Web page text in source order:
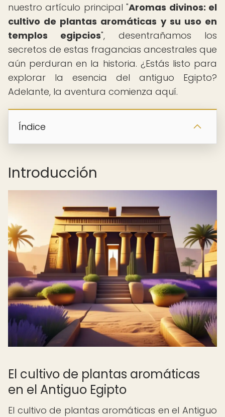
nuestro artículo principal "Aromas divinos: el
cultivo de plantas aromáticas y su uso en
templos egipcios", desentrañamos los
secretos de estas fragancias ancestrales que
aún perduran en la historia. ¿Estás listo para
explorar la esencia del antiguo Egipto?
Adelante, la aventura comienza aquí.
Índice
Introducción
El cultivo de plantas aromáticas
en el Antiguo Egipto
El cultivo de plantas aromáticas en el Antiguo